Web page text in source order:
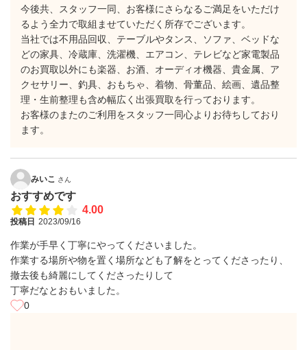
今後共、スタッフ一同、お客様にさらなるご満足をいただけ
るよう全力で取組ませていただく所存でございます。
当社では不用品回収、テーブルやタンス、ソファ、ベッドな
どの家具、冷蔵庫、洗濯機、エアコン、テレビなど家電製品
のお買取以外にも楽器、お酒、オーディオ機器、貴金属、ア
クセサリー、釣具、おもちゃ、着物、骨董品、絵画、遺品整
理・生前整理も含め幅広く出張買取を行っております。
お客様のまたのご利用をスタッフ一同心よりお待ちしており
ます。
みいこ さん
おすすめです
4.00
投稿日 2023/09/16
作業が手早く丁寧にやってくださいました。
作業する場所や物を置く場所なども了解をとってくださったり、
撤去後も綺麗にしてくださったりして
丁寧だなとおもいました。
0